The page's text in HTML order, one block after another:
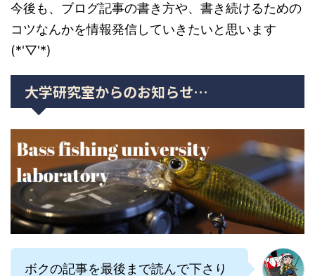
今後も、ブログ記事の書き方や、書き続けるための
コツなんかを情報発信していきたいと思います
(*'▽'*)
大学研究室からのお知らせ…
ボクの記事を最後まで読んで下さり